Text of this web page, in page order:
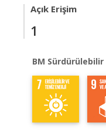
Açık Erişim
1
BM Sürdürülebilir